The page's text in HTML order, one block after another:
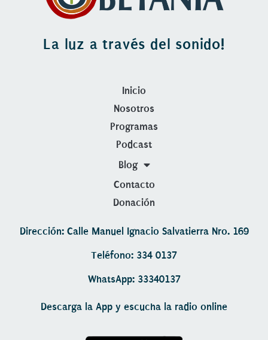
La luz a través del sonido!
Inicio
Nosotros
Programas
Podcast
Blog
Contacto
Donación
Dirección: Calle Manuel Ignacio Salvatierra Nro. 169
Teléfono: 334 0137
WhatsApp: 33340137
Descarga la App y escucha la radio online